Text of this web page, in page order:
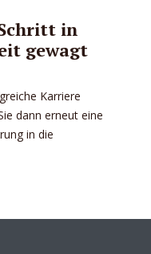
in
gewagt
Karriere
dann erneut eine
in die